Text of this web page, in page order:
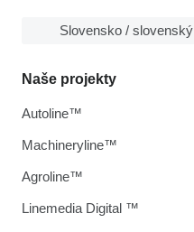
Slovensko / slovenský
Naše projekty
Autoline™
Machineryline™
Agroline™
Linemedia Digital ™